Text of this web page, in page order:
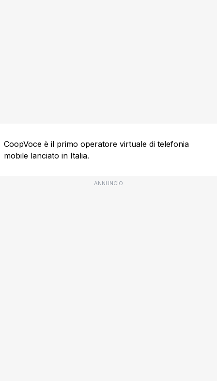
CoopVoce è il primo operatore virtuale di telefonia
mobile lanciato in Italia.
ANNUNCIO